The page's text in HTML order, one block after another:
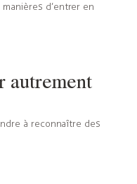
d’entrer en
autrement
à reconnaître des